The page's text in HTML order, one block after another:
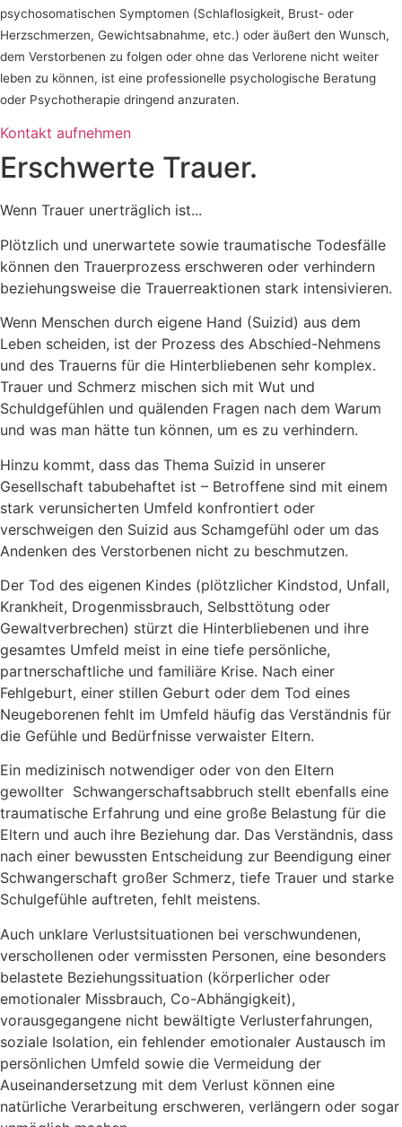
psychosomatischen Symptomen (Schlaflosigkeit, Brust- oder
Herzschmerzen, Gewichtsabnahme, etc.) oder äußert den Wunsch,
dem Verstorbenen zu folgen oder ohne das Verlorene nicht weiter
leben zu können, ist eine professionelle psychologische Beratung
oder Psychotherapie dringend anzuraten.
Kontakt aufnehmen
Erschwerte Trauer.
Wenn Trauer unerträglich ist...
Plötzlich und unerwartete sowie traumatische Todesfälle
können den Trauerprozess erschweren oder verhindern
beziehungsweise die Trauerreaktionen stark intensivieren.
Wenn Menschen durch eigene Hand (Suizid) aus dem
Leben scheiden, ist der Prozess des Abschied-Nehmens
und des Trauerns für die Hinterbliebenen sehr komplex.
Trauer und Schmerz mischen sich mit Wut und
Schuldgefühlen und quälenden Fragen nach dem Warum
und was man hätte tun können, um es zu verhindern.
Hinzu kommt, dass das Thema Suizid in unserer
Gesellschaft tabubehaftet ist – Betroffene sind mit einem
stark verunsicherten Umfeld konfrontiert oder
verschweigen den Suizid aus Schamgefühl oder um das
Andenken des Verstorbenen nicht zu beschmutzen.
Der Tod des eigenen Kindes (plötzlicher Kindstod, Unfall,
Krankheit, Drogenmissbrauch, Selbsttötung oder
Gewaltverbrechen) stürzt die Hinterbliebenen und ihre
gesamtes Umfeld meist in eine tiefe persönliche,
partnerschaftliche und familiäre Krise. Nach einer
Fehlgeburt, einer stillen Geburt oder dem Tod eines
Neugeborenen fehlt im Umfeld häufig das Verständnis für
die Gefühle und Bedürfnisse verwaister Eltern.
Ein medizinisch notwendiger oder von den Eltern
gewollter Schwangerschaftsabbruch stellt ebenfalls eine
traumatische Erfahrung und eine große Belastung für die
Eltern und auch ihre Beziehung dar. Das Verständnis, dass
nach einer bewussten Entscheidung zur Beendigung einer
Schwangerschaft großer Schmerz, tiefe Trauer und starke
Schulgefühle auftreten, fehlt meistens.
Auch unklare Verlustsituationen bei verschwundenen,
verschollenen oder vermissten Personen, eine besonders
belastete Beziehungssituation (körperlicher oder
emotionaler Missbrauch, Co-Abhängigkeit),
vorausgegangene nicht bewältigte Verlusterfahrungen,
soziale Isolation, ein fehlender emotionaler Austausch im
persönlichen Umfeld sowie die Vermeidung der
Auseinandersetzung mit dem Verlust können eine
natürliche Verarbeitung erschweren, verlängern oder sogar